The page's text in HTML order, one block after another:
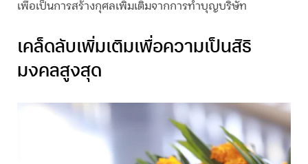
เพื่อเป็นการสร้างกุศลเพิ่มเติมจากการทำบุญบริษัท
เคล็ดลับเพิ่มเติมเพื่อความเป็นสิริ
มงคลสูงสุด